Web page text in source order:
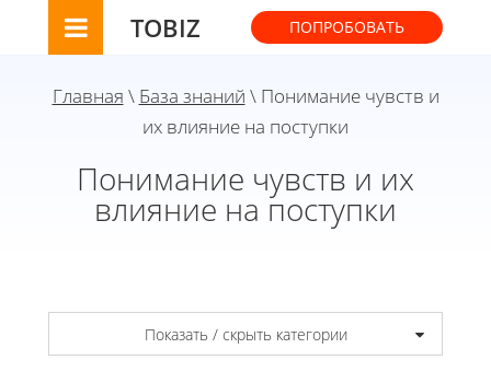
TOBIZ ПОПРОБОВАТЬ
Главная \ База знаний \ Понимание чувств и
их влияние на поступки
Понимание чувств и их
влияние на поступки
Показать / скрыть категории